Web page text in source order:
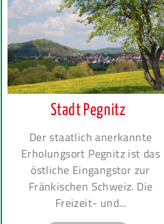
Stadt Pegnitz
Der staatlich anerkannte
Erholungsort Pegnitz ist das
östliche Eingangstor zur
Fränkischen Schweiz. Die
Freizeit- und...